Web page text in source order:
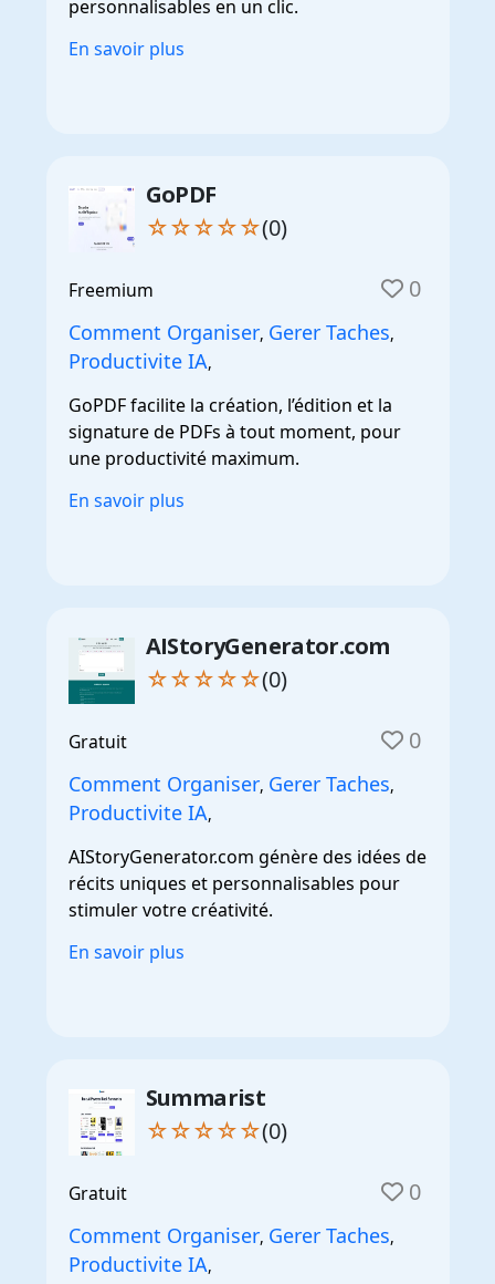
personnalisables en un clic.
En savoir plus
GoPDF
☆☆☆☆☆(0)
Freemium 0
Comment Organiser, Gerer Taches,
Productivite IA,
GoPDF facilite la création, l’édition et la
signature de PDFs à tout moment, pour
une productivité maximum.
En savoir plus
AIStoryGenerator.com
☆☆☆☆☆(0)
Gratuit 0
Comment Organiser, Gerer Taches,
Productivite IA,
AIStoryGenerator.com génère des idées de
récits uniques et personnalisables pour
stimuler votre créativité.
En savoir plus
Summarist
☆☆☆☆☆(0)
Gratuit 0
Comment Organiser, Gerer Taches,
Productivite IA,